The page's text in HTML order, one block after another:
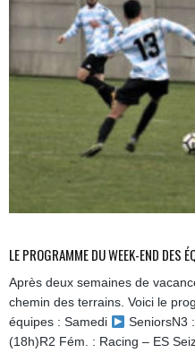
LE PROGRAMME DU WEEK-END DES
Après deux semaines de
chemin des terrains. Voici le
équipes : Samedi
SeniorsN3
(18h)R2 Fém. : Racing – ES